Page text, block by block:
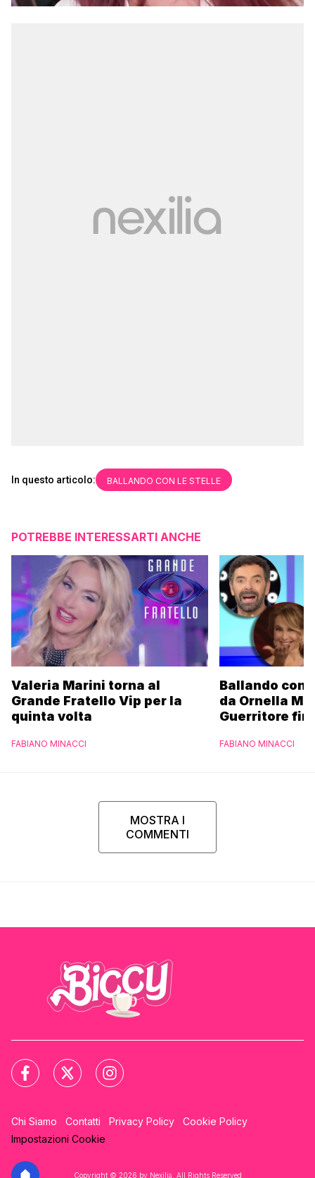
In questo articolo: BALLANDO CON LE STELLE
POTREBBE INTERESSARTI ANCHE
Valeria Marini torna al
Grande Fratello Vip per la
quinta volta
FABIANO MINACCI
Ballando con
da Ornella
Guerritore
l’esclusiva di
FABIANO MINACCI
MOSTRA I
COMMENTI
Chi Siamo Contatti Privacy Policy
Cookie Policy
Impostazioni Cookie
Copyright © 2026 by Nexilia. All Rights Reserved